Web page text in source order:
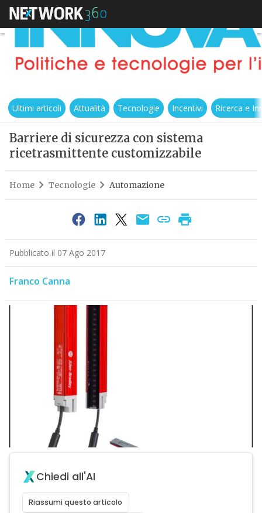
Ultimi articoli Attualità Tecnologie Incentivi Ricerca e
Barriere di sicurezza con sistema
ricetrasmittente customizzabile
Home Tecnologie Automazione
Pubblicato il 07 Ago 2017
Franco Canna
Chiedi all'AI
Riassumi questo articolo